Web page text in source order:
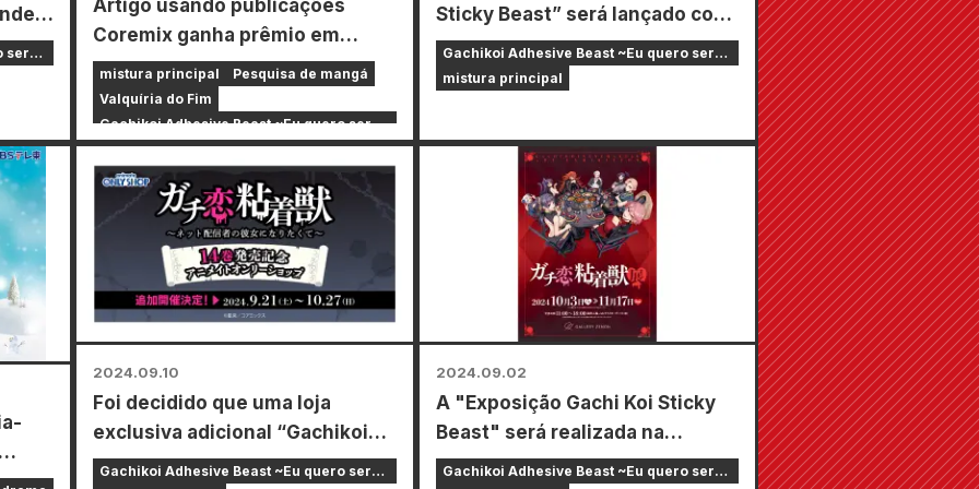
a
ser
Artigo usando publicações
Coremix ganha prêmio em
conferência internacional
mistura principal
Pesquisa de mangá
Valquíria do Fim
Gachikoi Adhesive Beast ~Eu quero ser
namorada de um streamer online~
arte Réquiem de Chiruran Shinsengumi
Sticky Beast” será lançado com
antecedência. O autor Seira
anuncia no SNS que o próximo
Gachikoi Adhesive Beast ~Eu quero ser
namorada de um streamer online~
mistura principal
2024.09.10
Foi decidido que uma loja
exclusiva adicional “Gachikoi
Adhesive Beast” será realizada.
Gachikoi Adhesive Beast ~Eu quero ser
2024.09.02
A "Exposição Gachi Koi Sticky
Beast" será realizada na
"Gallery Zenon" em Kichijoji,
Gachikoi Adhesive Beast ~Eu quero ser